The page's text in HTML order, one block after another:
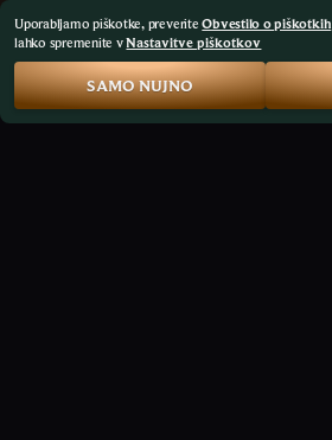
Uporabljamo piškotke, preveriteObvestilo o piškotkih
lahko spremenite vNastavitve piškotkov
SAMO NUJNO